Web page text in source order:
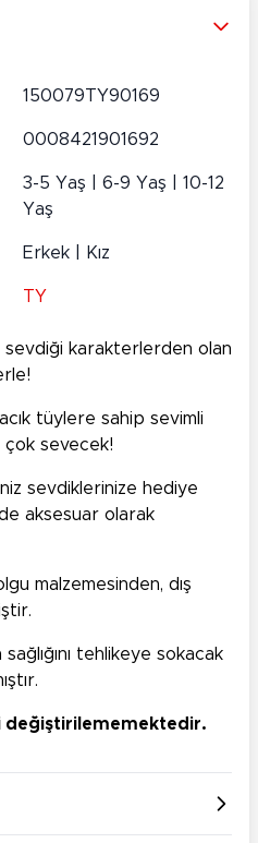
150079TY90169
0008421901692
3-5 Yaş | 6-9 Yaş | 10-12
Yaş
Erkek | Kız
TY
sevdiği karakterlerden olan
tüylere sahip sevimli
çok sevecek!
sevdiklerinize hediye
aksesuar olarak
malzemesinden, dış
tehlikeye sokacak
değiştirilememektedir.